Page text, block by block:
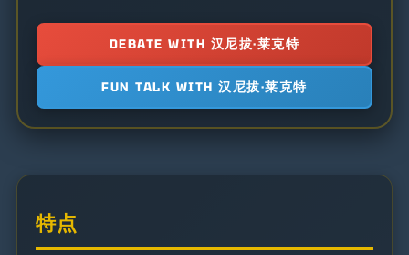
DEBATE WITH 汉尼拔·莱克特
FUN TALK WITH 汉尼拔·莱克特
特点